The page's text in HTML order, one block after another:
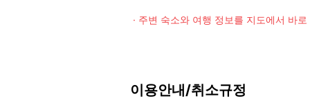
· 주변 숙소와 여행 정보를 지도에서 바
이용안내/취소규정